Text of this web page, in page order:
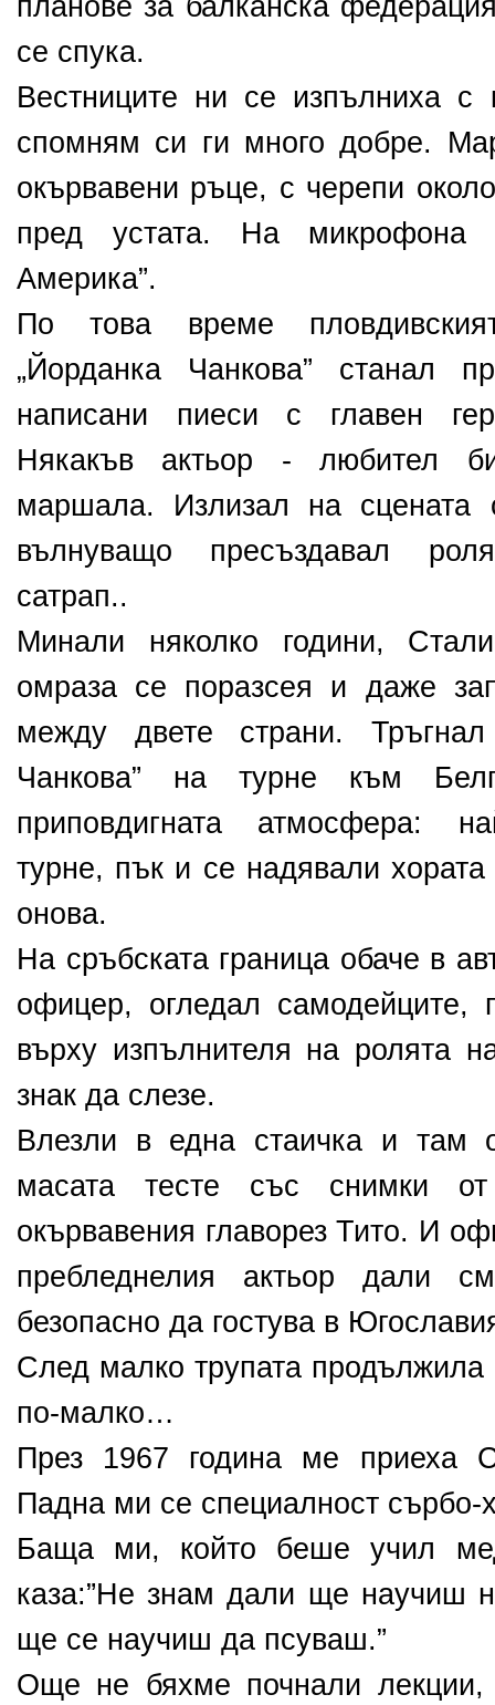
планове за балканска
се спука.
Вестниците ни се изпълниха с
спомням си ги много добре.
окървавени ръце, с черепи
пред устата. На микрофона
Америка”.
По това време
„Йорданка Чанкова” станал
написани пиеси с главен
Някакъв актьор - любител
маршала. Излизал на сцената
вълнуващо пресъздавал
сатрап..
Минали няколко години,
омраза се поразсея и даже
между двете страни. Тръгнал
Чанкова” на турне към
приповдигната атмосфера:
турне, пък и се надявали
онова.
На сръбската граница обаче в
офицер, огледал самодейците,
върху изпълнителя на ролята
знак да слезе.
Влезли в една стаичка и там
масата тесте със снимки
окървавения главорез Тито. И
пребледнелия актьор дали
безопасно да гостува в
След малко трупата продължила
по-малко…
През 1967 година ме приеха
Падна ми се специалност сърбо-
Баща ми, който беше учил
каза:”Не знам дали ще научиш
ще се научиш да псуваш.”
Още не бяхме почнали лекции,